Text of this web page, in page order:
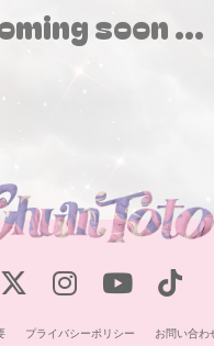
soon ...
プライバシーポリシー お問い合わ